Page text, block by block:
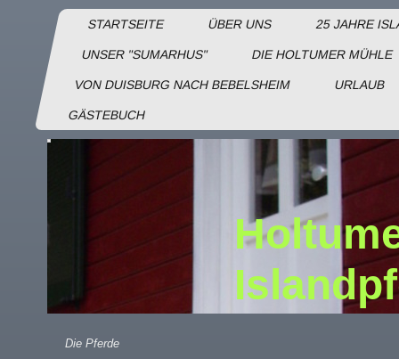
STARTSEITE ÜBER UNS 25 JAHRE
UNSER "SUMARHUS" DIE HOLTUMER MÜHLE
VON DUISBURG NACH BEBELSHEIM URLAUB
GÄSTEBUCH
Die Pferde